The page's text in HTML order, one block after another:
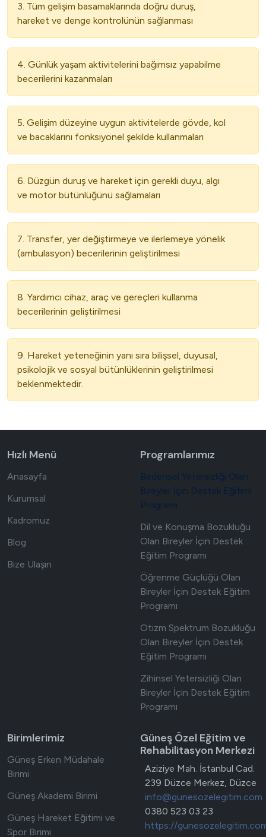
3. Tüm gelişim basamaklarında doğru duruş,
hareket ve denge kontrolünün sağlanması
4. Günlük yaşam aktivitelerini bağımsız yapabilme
becerilerini kazanmaları
5. Gelişim düzeyine uygun aktivitelerde gövde, kol
ve bacaklarını fonksiyonel şekilde kullanmaları
6. Düzgün duruş ve hareket için gerekli duyu, algı
ve motor bütünlüğünü sağlamaları
7. Transfer, yer değiştirmeye ve ilerlemeye yönelik
(ambulasyon) becerilerinin geliştirilmesi
8. Yardımcı cihaz, araç ve gereçleri kullanma
becerilerinin geliştirilmesi
9. Hareket yeteneğinin yanı sıra bilişsel, duyusal,
psikolojik ve sosyal bütünlüklerinin geliştirilmesi
beklenmektedir.
Hızlı Menü
Anasayfa
Kurumsal
Kadromuz
Blog
Bize Ulaşın
Programlarımız
Bedensel Yetersizliği Olan
Bireyler İçin Destek Eğitimi
Programı
Dil ve Konuşma Bozukluğu
Olan Bireyler İçin Destek
Eğitim Programı
Öğrenme Güçlüğü Olan
Bireyler İçin Destek Eğitim
Programı
Otizm Spektrum Bozukluğu
Olan Bireyler İçin Destek
Eğitim Programı
Zihinsel Yetersizliği Olan
Bireyler İçin Destek Eğitim
Programı
Birimlerimiz
Güneş Erken Müdahale
Birimi
Güneş Akademi Birimi
Güneş Hareket Eğitimi ve
Spor Birimi
Güneş Özel Eğitim ve
Rehabilitasyon Merkezi
Adres
Aziziye Mah. İstanbul Cad.
239 Düzce Merkez, Düzce
E-posta
info@gunesozelegitim.com
Telefon
0380 523 03 23
Web site
https://